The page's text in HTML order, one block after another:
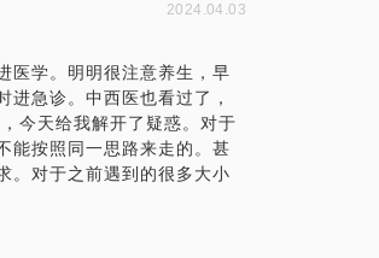
2024.04.03
医学。明明很注意养生，早
急诊。中西医也看过了，
今天给我解开了疑惑。对于
能按照同一思路来走的。甚
。对于之前遇到的很多大小